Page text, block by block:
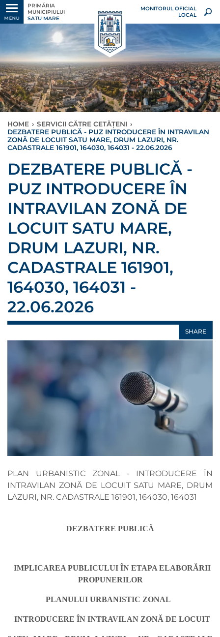
MENU
PRIMĂRIA
MUNICIPIULUI
SATU MARE
MONITORUL OFICIAL
LOCAL
HOME › SERVICII CĂTRE CETĂȚENI ›
DEZBATERE PUBLICĂ - PUZ INTRODUCERE ÎN INTRAVILAN
ZONĂ DE LOCUIT SATU MARE, DRUM LAZURI, NR.
CADASTRALE 161901, 164030, 164031 - 22.06.2026
DEZBATERE PUBLICĂ -
PUZ INTRODUCERE ÎN
INTRAVILAN ZONĂ DE
LOCUIT SATU MARE,
DRUM LAZURI, NR.
CADASTRALE 161901,
164030, 164031 -
22.06.2026
SHARE
PLAN URBANISTIC ZONAL - INTRODUCERE ÎN
INTRAVILAN ZONĂ DE LOCUIT SATU MARE, DRUM
LAZURI, NR. CADASTRALE 161901, 164030, 164031
DEZBATERE PUBLICĂ
IMPLICAREA PUBLICULUI ÎN ETAPA ELABORĂRII
PROPUNERILOR
PLANULUI URBANISTIC ZONAL
INTRODUCERE ÎN INTRAVILAN ZONĂ DE LOCUIT